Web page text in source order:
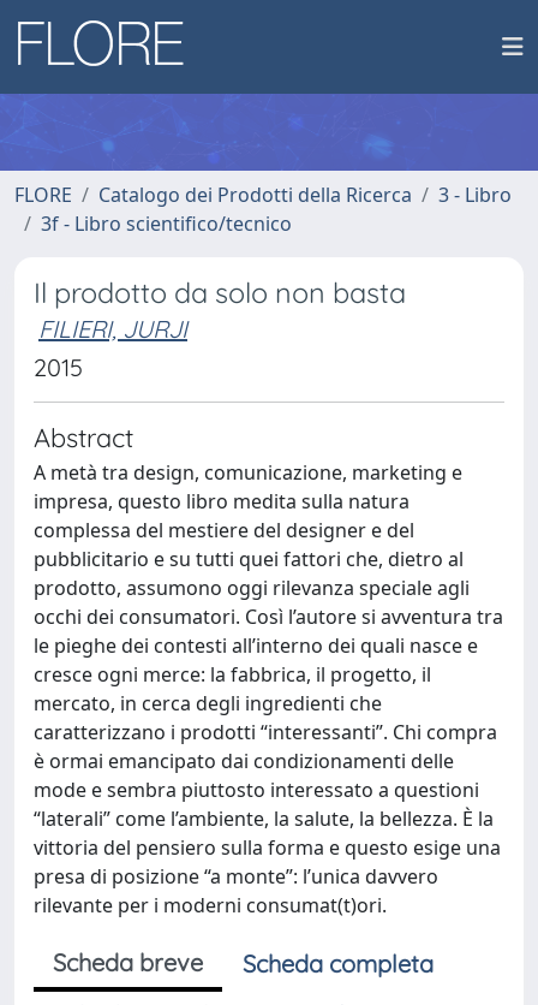
FLORE Catalogo dei Prodotti della Ricerca
3 - Libro
3f - Libro scientifico/tecnico
Il prodotto da solo non basta
FILIERI, JURJI
2015
Abstract
A metà tra design, comunicazione, marketing e
impresa, questo libro medita sulla natura
complessa del mestiere del designer e del
pubblicitario e su tutti quei fattori che, dietro al
prodotto, assumono oggi rilevanza speciale agli
occhi dei consumatori. Così l’autore si avventura tra
le pieghe dei contesti all’interno dei quali nasce e
cresce ogni merce: la fabbrica, il progetto, il
mercato, in cerca degli ingredienti che
caratterizzano i prodotti “interessanti”. Chi compra
è ormai emancipato dai condizionamenti delle
mode e sembra piuttosto interessato a questioni
“laterali” come l’ambiente, la salute, la bellezza. È la
vittoria del pensiero sulla forma e questo esige una
presa di posizione “a monte”: l’unica davvero
rilevante per i moderni consumat(t)ori.
Scheda breve
Scheda completa